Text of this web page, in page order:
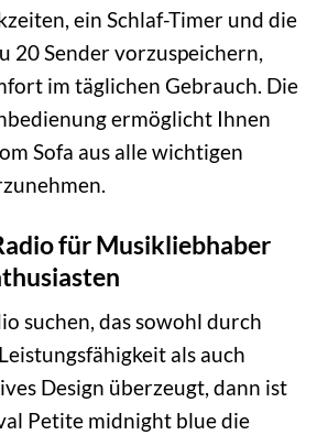
ein Schlaf-Timer und die
20 Sender vorzuspeichern,
im täglichen Gebrauch. Die
ermöglicht Ihnen
Sofa aus alle wichtigen
für Musikliebhaber
suchen, das sowohl durch
als auch
Design überzeugt, dann ist
Petite midnight blue die